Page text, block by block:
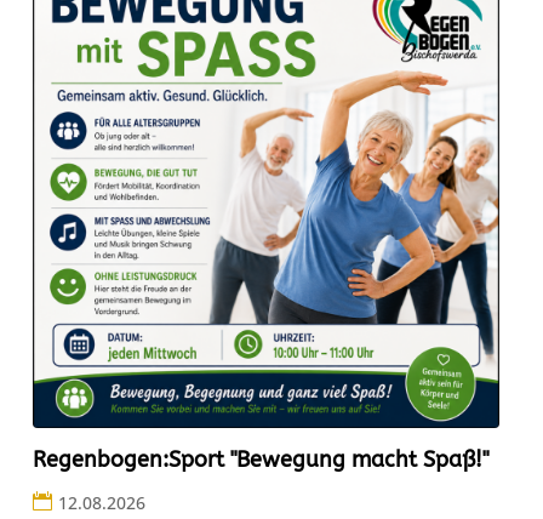
Regenbogen:Sport "Bewegung macht Spaß!"
12.08.2026